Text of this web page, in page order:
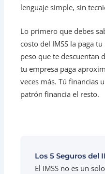
lenguaje simple, sin
Lo primero que debes
costo del IMSS la paga
peso que te descuentan
tu empresa paga
veces más. Tú financias
patrón financia el resto.
Los 5 Seguros del
El IMSS no es un